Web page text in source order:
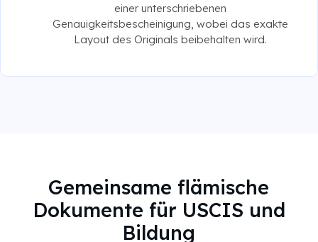
einer unterschriebenen
Genauigkeitsbescheinigung, wobei das exakte
Layout des Originals beibehalten wird.
Gemeinsame flämische
Dokumente für USCIS und
Bildung